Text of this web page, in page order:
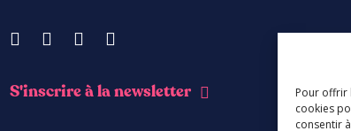
Pour offrir
cookies
consentir
FacebookInstagram
Youtube
S'inscrire à la newsletter